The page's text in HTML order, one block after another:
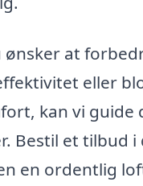
ønsker at
eller
kan vi guide
Bestil et tilbud i
en ordentlig